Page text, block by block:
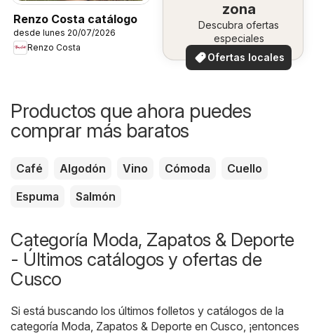
Renzo Costa catálogo
desde lunes 20/07/2026
Renzo Costa
zona
Descubra ofertas
especiales
Ofertas locales
Productos que ahora puedes
comprar más baratos
Café Algodón Vino Cómoda
Cuello
Espuma
Salmón
Categoría Moda, Zapatos & Deporte
- Últimos catálogos y ofertas de
Cusco
Si está buscando los últimos folletos y catálogos de la
categoría Moda, Zapatos & Deporte en Cusco, ¡entonces